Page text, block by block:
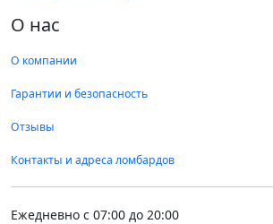
О нас
О компании
Гарантии и безопасность
Отзывы
Контакты и адреса ломбардов
Ежедневно с 07:00 до 20:00